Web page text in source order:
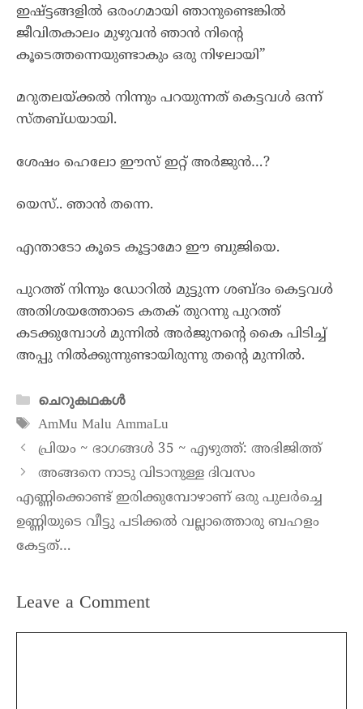
ഇഷ്ട്ടങ്ങളിൽ ഒരംഗമായി ഞാനുണ്ടെങ്കിൽ
ജീവിതകാലം മുഴുവൻ ഞാൻ നിന്റെ
കൂടെത്തന്നെയുണ്ടാകും ഒരു നിഴലായി”
മറുതലയ്ക്കൽ നിന്നും പറയുന്നത് കെട്ടവൾ ഒന്ന്
സ്തബ്ധയായി.
ശേഷം ഹെലോ ഈസ് ഇറ്റ് അർജുൻ…?
യെസ്.. ഞാൻ തന്നെ.
എന്താടോ കൂടെ കൂട്ടാമോ ഈ ബുജിയെ.
പുറത്ത് നിന്നും ഡോറിൽ മുട്ടുന്ന ശബ്ദം കെട്ടവൾ
അതിശയത്തോടെ കതക് തുറന്നു പുറത്ത്
കടക്കുമ്പോൾ മുന്നിൽ അർജുനന്റെ കൈ പിടിച്ച്
അപ്പു നിൽക്കുന്നുണ്ടായിരുന്നു തന്റെ മുന്നിൽ.
ചെറുകഥകൾ
AmMu Malu AmmaLu
പ്രിയം ~ ഭാഗങ്ങൾ 35 ~ എഴുത്ത്: അഭിജിത്ത്
അങ്ങനെ നാടു വിടാനുള്ള ദിവസം
എണ്ണിക്കൊണ്ട് ഇരിക്കുമ്പോഴാണ് ഒരു പുലര്‍ച്ചെ
ഉണ്ണിയുടെ വീട്ടു പടിക്കൽ വല്ലാത്തൊരു ബഹളം
കേട്ടത്…
Leave a Comment